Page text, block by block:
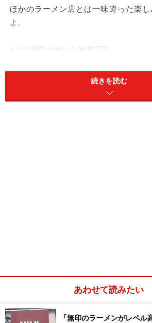
ほかのラーメン店とは一味違った楽
よ。
■つけ麺屋やすべえ 秋葉原店
続きを読む
あわせて読みたい
「無印のラーメンがレベル